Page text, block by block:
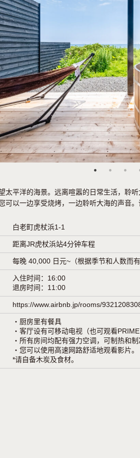
太平洋的海景。远离喧嚣的日常生活，聆
可以一边享受烧烤，一边聆听大海的声音
白老町虎杖浜1-1
距离JR虎杖浜站4分钟车程
每晚 40,000 日元~（根据季节和人数而有
入住时间：16:00
退房时间：11:00
https://www.airbnb.jp/rooms/
・厨房里有餐具
・客厅设有可移动电视（也可观看
・所有房间均配有强力空调，可制热和制
・您可以使用高速网路舒适地观看影片。
*请自备木炭及食材。